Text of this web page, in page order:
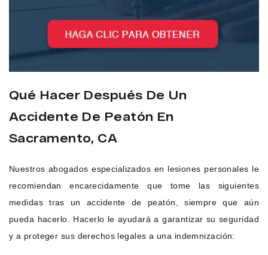
Qué Hacer Después De Un
Accidente De Peatón En
Sacramento, CA
Nuestros abogados especializados en lesiones personales le
recomiendan encarecidamente que tome las siguientes
medidas tras un accidente de peatón, siempre que aún
pueda hacerlo. Hacerlo le ayudará a garantizar su seguridad
y a proteger sus derechos legales a una indemnización: